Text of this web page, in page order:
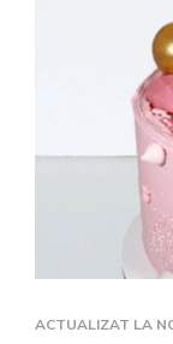
ACTUALIZAT LA